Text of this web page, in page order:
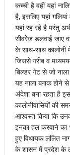
कच्ची है वहीं यहां
है, इसलिए यहां
यहां रह रहे है परंतु
सीवरेज डलवाई जाए
के साथ-साथ कालोनी
जिससे गरीब व
बिल्डर गेट से जो
यह नाला ब्लाक होने
अंदेशा बना रहता है
कालोनीवासियों की
आश्वस्त किया कि
इनका हल करवाने का
हुए विधायक ललित
के शासन में प्रदेश के